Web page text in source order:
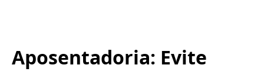
Aposentadoria: Evite